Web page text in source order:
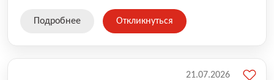
Подробнее Откликнуться
21.07.2026